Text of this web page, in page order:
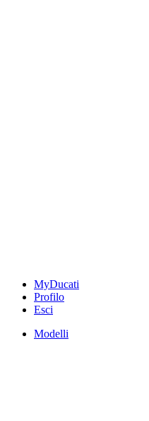
MyDucati
Profilo
Esci
Modelli